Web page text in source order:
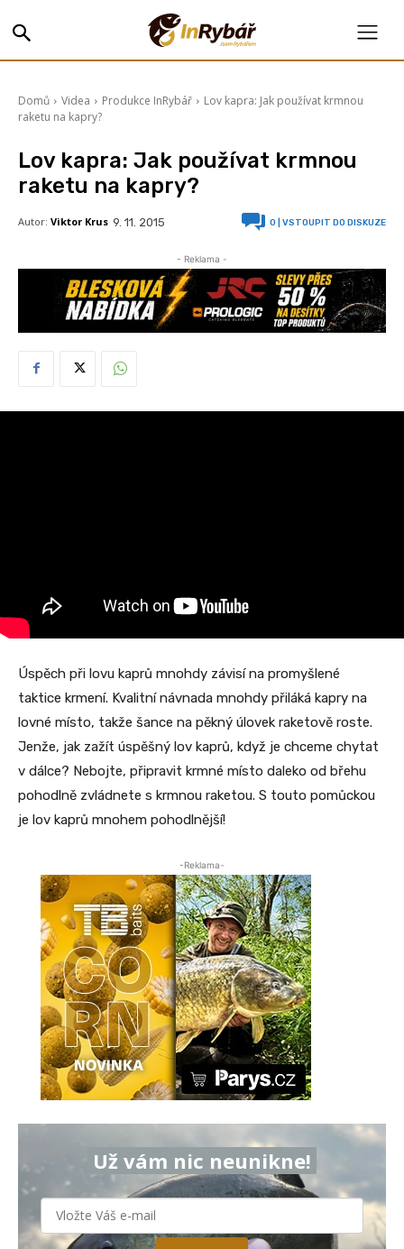
Domů Videa Produkce InRybář
Lov kapra: Jak používat krmnou
raketu na kapry?
Lov kapra: Jak používat krmnou
raketu na kapry?
Autor: Viktor Krus 9. 11. 2015 0 | VSTOUPIT DO DISKUZE
- Reklama -
Úspěch při lovu kaprů mnohdy závisí na promyšlené
taktice krmení. Kvalitní návnada mnohdy přiláká kapry na
lovné místo, takže šance na pěkný úlovek raketově roste.
Jenže, jak zažít úspěšný lov kaprů, když je chceme chytat
v dálce? Nebojte, připravit krmné místo daleko od břehu
pohodlně zvládnete s krmnou raketou. S touto pomůckou
je lov kaprů mnohem pohodlnější!
-Reklama-
Už vám nic neunikne!